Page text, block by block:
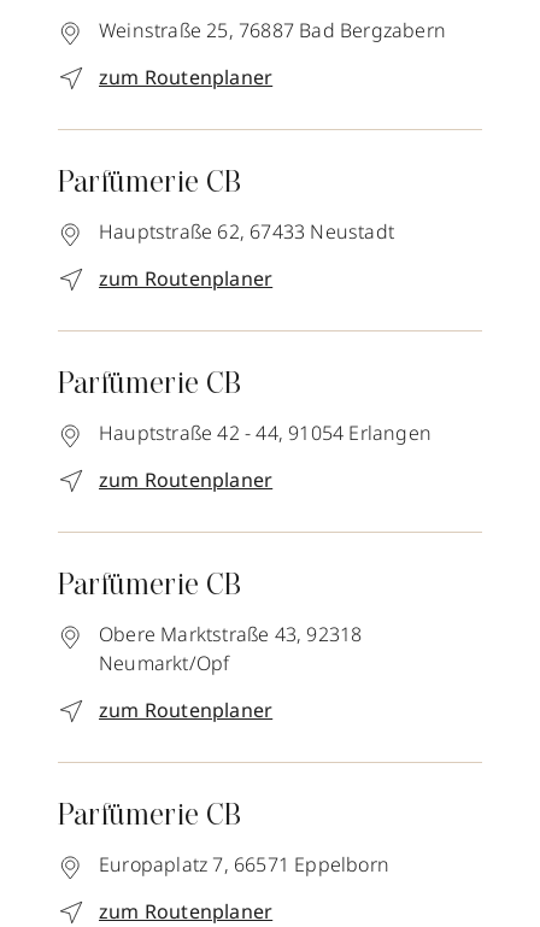
Weinstraße 25, 76887 Bad Bergzabern
zum Routenplaner
Parfümerie CB
Hauptstraße 62, 67433 Neustadt
zum Routenplaner
Parfümerie CB
Hauptstraße 42 - 44, 91054 Erlangen
zum Routenplaner
Parfümerie CB
Obere Marktstraße 43, 92318
Neumarkt/Opf
zum Routenplaner
Parfümerie CB
Europaplatz 7, 66571 Eppelborn
zum Routenplaner